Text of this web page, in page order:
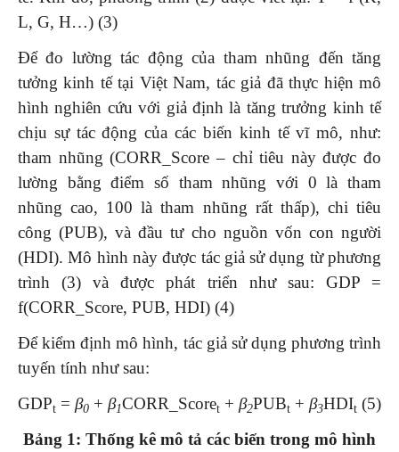
L, G, H…) (3)
Để đo lường tác động của tham nhũng đến tăng
tưởng kinh tế tại Việt Nam, tác giả đã thực hiện mô
hình nghiên cứu với giả định là tăng trưởng kinh tế
chịu sự tác động của các biến kinh tế vĩ mô, như:
tham nhũng (CORR_Score – chỉ tiêu này được đo
lường bằng điểm số tham nhũng với 0 là tham
nhũng cao, 100 là tham nhũng rất thấp), chi tiêu
công (PUB), và đầu tư cho nguồn vốn con người
(HDI). Mô hình này được tác giả sử dụng từ phương
trình (3) và được phát triển như sau: GDP =
f(CORR_Score, PUB, HDI) (4)
Để kiểm định mô hình, tác giả sử dụng phương trình
tuyến tính như sau:
GDPt = β0 + β1CORR_Scoret + β2PUBt + β3HDIt (5)
Bảng 1: Thống kê mô tả các biến trong mô hình